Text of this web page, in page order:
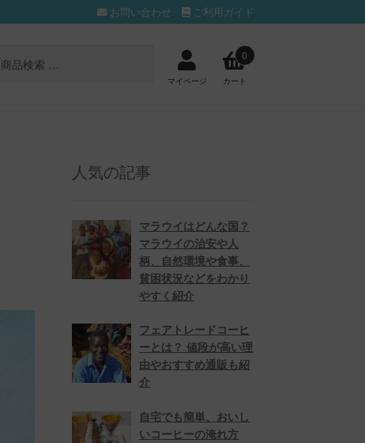
マイページ
0
カート
お問い合わせ ご利用ガイド
人気の記事
マラウイはどんな国？
マラウイの治安や人
柄、自然環境や食事、
貧困状況などをわかり
やすく紹介
フェアトレードコーヒ
ーとは？ 値段が高い理
由やおすすめ通販も紹
介
自宅でも簡単、おいし
いコーヒーの淹れ方